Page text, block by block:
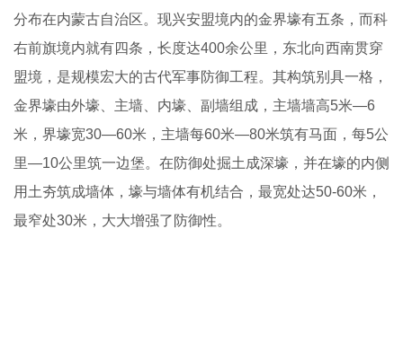
分布在内蒙古自治区。现兴安盟境内的金界壕有五条，而科
右前旗境内就有四条，长度达400余公里，东北向西南贯穿
盟境，是规模宏大的古代军事防御工程。其构筑别具一格，
金界壕由外壕、主墙、内壕、副墙组成，主墙墙高5米—6
米，界壕宽30—60米，主墙每60米—80米筑有马面，每5公
里—10公里筑一边堡。在防御处掘土成深壕，并在壕的内侧
用土夯筑成墙体，壕与墙体有机结合，最宽处达50-60米，
最窄处30米，大大增强了防御性。